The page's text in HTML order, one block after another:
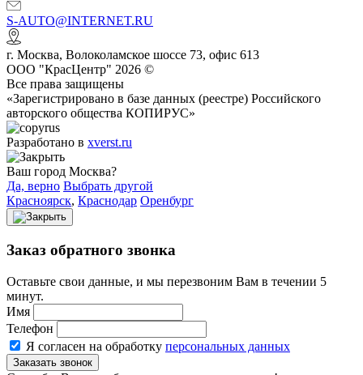
S-AUTO@INTERNET.RU
г. Москва, Волоколамское шоссе 73, офис 613
ООО "КрасЦентр" 2026 ©
Все права защищены
«Зарегистрировано в базе данных (реестре) Российского
авторского общества КОПИРУС»
Разработано в xverst.ru
Ваш город Москва?
Да, верно Выбрать другой
Красноярск, Краснодар Оренбург
Заказ обратного звонка
Оставьте свои данные, и мы перезвоним Вам в течении 5
минут.
Имя
Телефон
Я согласен на обработку персональных данных